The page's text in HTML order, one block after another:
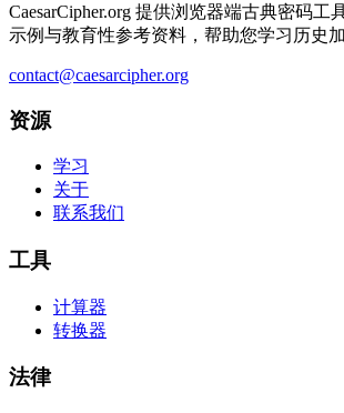
CaesarCipher.org 提供浏览器端古典密码工
示例与教育性参考资料，帮助您学习历史加
contact@caesarcipher.org
资源
学习
关于
联系我们
工具
计算器
转换器
法律